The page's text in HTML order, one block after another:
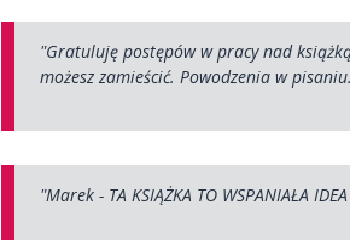
"Gratuluję postępów w pracy nad
możesz zamieścić. Powodzenia w
"Marek - TA KSIĄŻKA TO WSPANIAŁA